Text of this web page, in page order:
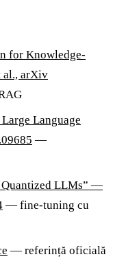
for Knowledge-
al., arXiv
Language
—
LLMs” —
— fine-tuning cu
— referință oficială